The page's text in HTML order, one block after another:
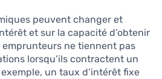
peuvent changer et
et sur la capacité d’obtenir
ne tiennent pas
lorsqu’ils contractent un
un taux d’intérêt fixe